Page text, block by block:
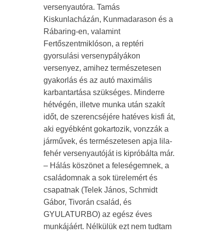
versenyautóra. Tamás
Kiskunlacházán, Kunmadarason és a
Rábaring-en, valamint
Fertőszentmiklóson, a reptéri
gyorsulási versenypályákon
versenyez, amihez természetesen
gyakorlás és az autó maximális
karbantartása szükséges. Minderre
hétvégén, illetve munka után szakít
időt, de szerencséjére hatéves kisfi át,
aki egyébként gokartozik, vonzzák a
járművek, és természetesen apja lila-
fehér versenyautóját is kipróbálta már.
– Hálás köszönet a feleségemnek, a
családomnak a sok türelemért és
csapatnak (Telek János, Schmidt
Gábor, Tivorán család, és
GYULATURBO) az egész éves
munkájáért. Nélkülük ezt nem tudtam